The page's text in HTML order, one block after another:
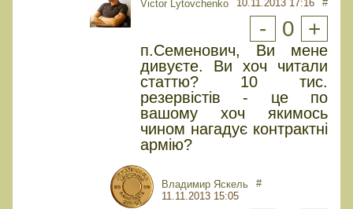
Victor Lytovchenko 10.11.2013 17:16 #
- 0 +
п.Семенович, Ви мене
дивуєте. Ви хоч читали
статтю? 10 тис.
резервістів - це по
вашому хоч якимось
чином нагадує контрактні
армію?
Владимир Яскель
11.11.2013 15:05
#